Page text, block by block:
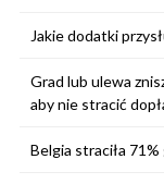
Jakie dodatki
Grad lub ulewa
aby nie stracić
Belgia straciła